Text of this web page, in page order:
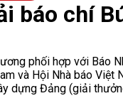
báo chí
phối hợp với Báo
và Hội Nhà báo Việt
dựng Đảng (giải